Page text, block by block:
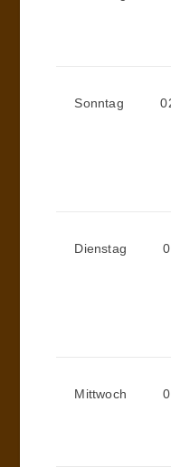
Sonntag
Dienstag
Mittwoch